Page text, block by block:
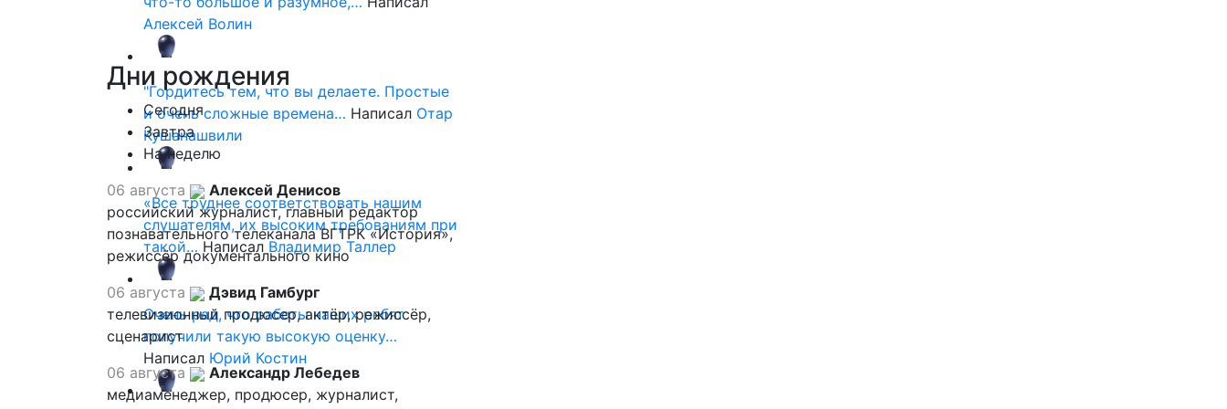
Алексей Волин
"Гордитесь тем, что вы делаете. Простые
и очень сложные времена… Написал Отар
Кушанашвили
«Все труднее соответствовать нашим
слушателям, их высоким требованиям при
такой… Написал Владимир Таллер
Очень рад, что работы наших ребят
получили такую высокую оценку…
Написал Юрий Костин
Дни рождения
Сегодня
Завтра
На неделю
06 августа
Алексей Денисов
российский журналист, главный редактор
познавательного телеканала ВГТРК «История»,
режиссёр документального кино
06 августа
Дэвид Гамбург
телевизионный продюсер, актёр, режиссёр,
сценарист
06 августа
Александр Лебедев
медиаменеджер, продюсер, журналист,